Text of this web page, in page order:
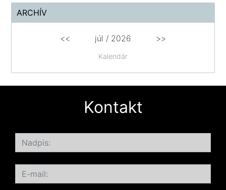
ARCHÍV
Kalendár
<< júl / 2026 >>
Kontakt